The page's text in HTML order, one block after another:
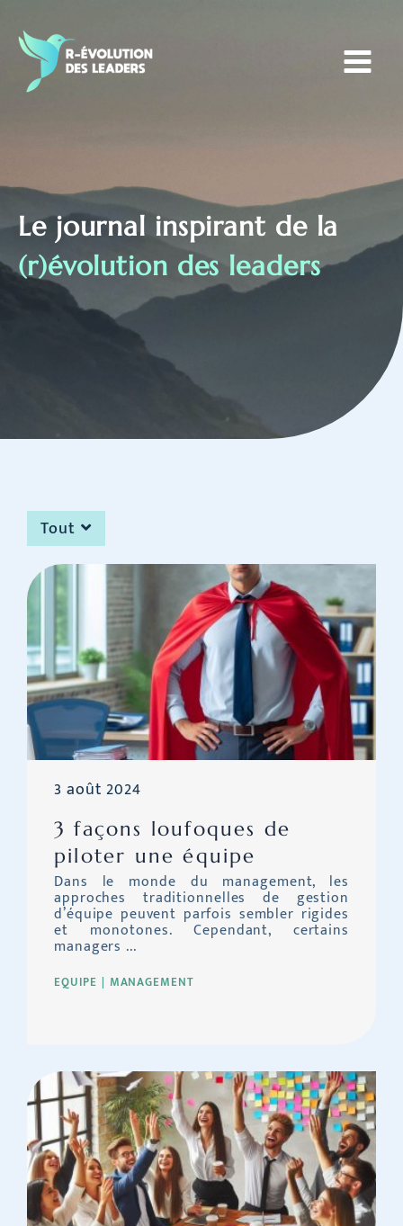
contenu
Le journal inspirant de la
(r)évolution des leaders
Tout
EQUIPE MANAGEMENT
3 façons loufoques de
piloter une équipe
3 août 2024
Dans le monde du management, les
approches traditionnelles de gestion
d’équipe peuvent parfois sembler rigides
et monotones. Cependant, certains
managers ...